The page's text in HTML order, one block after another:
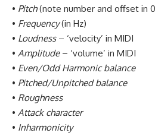
• Pitch(note number and offset in
• Frequency(in Hz)
• Loudness– ‘velocity’ in MIDI
• Amplitude– ‘volume’ in MIDI
• Even/Odd Harmonic balance
• Pitched/Unpitched balance
• Roughness
• Attack character
• Inharmonicity